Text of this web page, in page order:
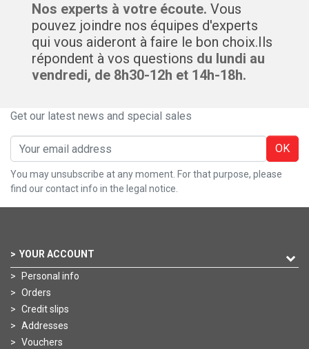
Nos experts à votre écoute. Vous
pouvez joindre nos équipes d'experts
qui vous aideront à faire le bon choix.Ils
répondent à vos questions du lundi au
vendredi, de 8h30-12h et 14h-18h.
Get our latest news and special sales
OK
You may unsubscribe at any moment. For that purpose, please
find our contact info in the legal notice.
YOUR ACCOUNT
Personal info
Orders
Credit slips
Addresses
Vouchers